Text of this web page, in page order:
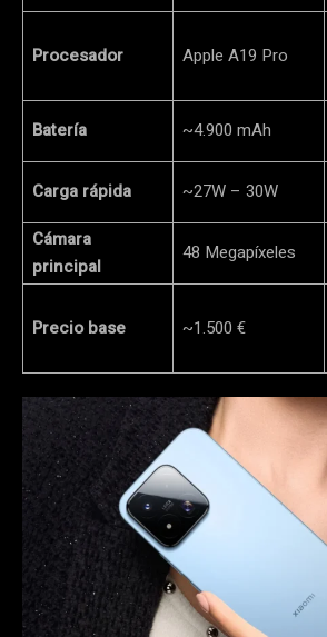
Procesador Apple A19 Pro
Batería
~4.900 mAh
Carga rápida
~27W – 30W
Cámara
principal
48 Megapíxeles
Precio base ~1.500 €